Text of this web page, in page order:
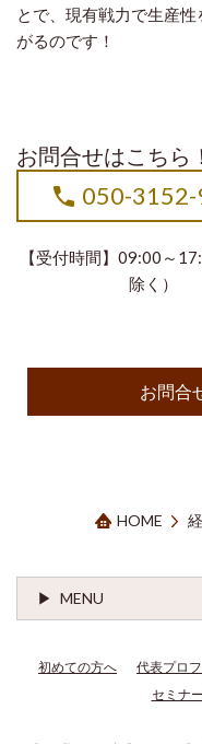
とで、現有戦力で生産
がるのです！
お問合せはこちら！
050-
【受付時間】09:00～
除く）
お問合
HOME
MENU
初めての方へ 代表プロ
セミナ